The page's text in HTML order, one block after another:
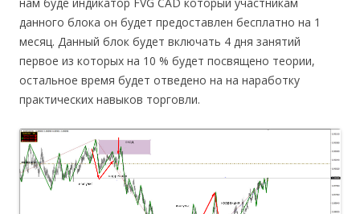
нам буде индикатор FVG CAD который участникам
данного блока он будет предоставлен бесплатно на 1
месяц. Данный блок будет включать 4 дня занятий
первое из которых на 10 % будет посвящено теории,
остальное время будет отведено на на наработку
практических навыков торговли.